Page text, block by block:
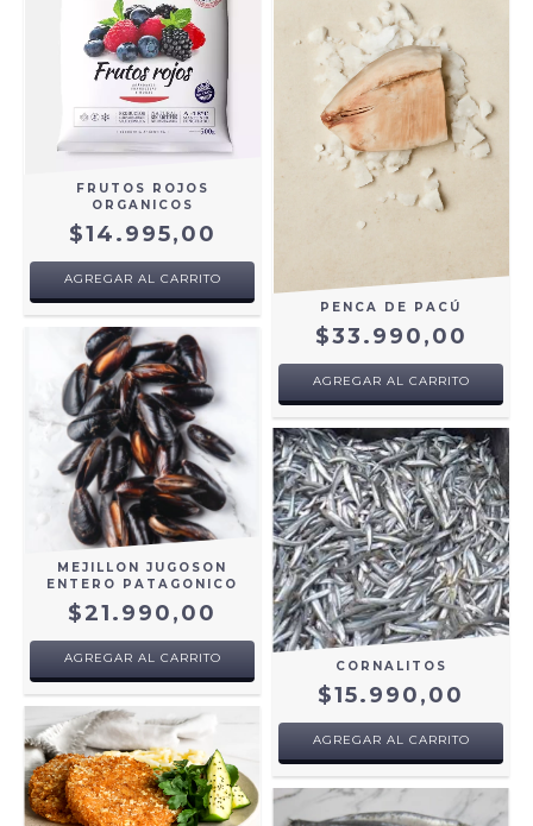
FRUTOS ROJOS
ORGANICOS
$14.995,00
AGREGAR AL CARRITO
PENCA DE PACÚ
$33.990,00
AGREGAR AL CARRITO
MEJILLON JUGOSON
ENTERO PATAGONICO
$21.990,00
AGREGAR AL CARRITO
CORNALITOS
$15.990,00
AGREGAR AL CARRITO